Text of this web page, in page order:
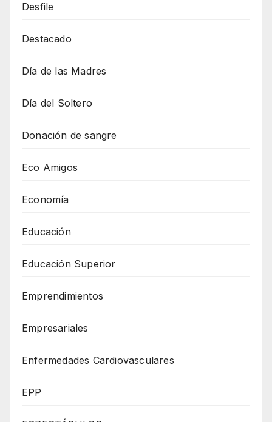
Desfile
Destacado
Día de las Madres
Día del Soltero
Donación de sangre
Eco Amigos
Economía
Educación
Educación Superior
Emprendimientos
Empresariales
Enfermedades Cardiovasculares
EPP